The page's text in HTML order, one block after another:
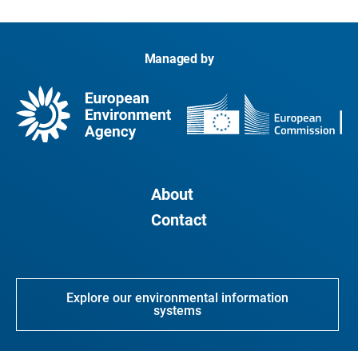
Managed by
About
Contact
Explore our environmental information
systems